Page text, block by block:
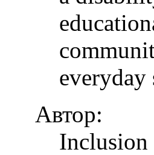
everyday
Автор: